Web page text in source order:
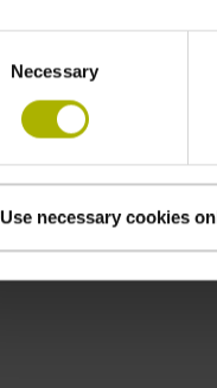
Necessary
Use necessary cookies